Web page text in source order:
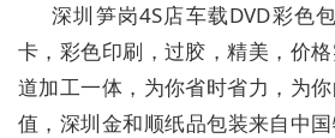
深圳笋岗4S店车载DVD彩色
卡，彩色印刷，过胶，精美，价
道加工一体，为你省时省力，为
值，深圳金和顺纸品包装来自中